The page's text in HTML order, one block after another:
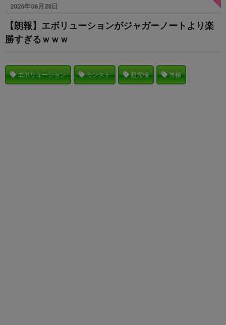
Powered by livedoor 相互RSS
2026年06月28日
【朗報】エボリューションがジャガーノートより楽
勝すぎるｗｗｗ
エボリューション モンスト 超究極 運極